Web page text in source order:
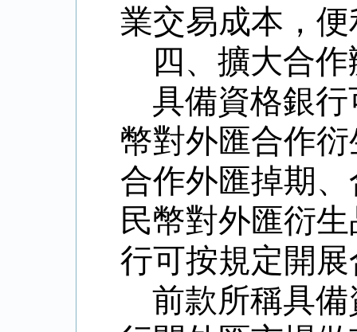
業交易成本，
四、擴大合
具備資格銀
幣對外匯合作
合作外匯掉期
民幣對外匯衍
行可按規定開
前款所稱具